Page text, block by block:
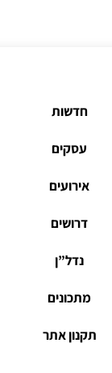
חדשות
עסקים
אירועים
דרושים
נדל”ן
מתכונים
תקנון אתר